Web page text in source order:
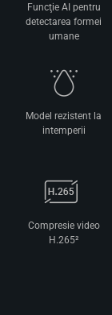
Funcţie AI pentru
detectarea formei
umane
Model rezistent la
intemperii
Compresie video
H.265²